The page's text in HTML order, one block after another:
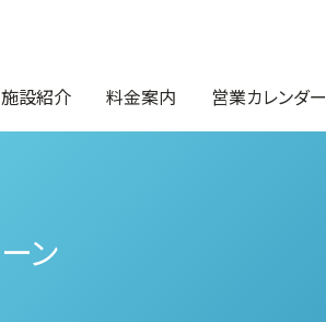
施設紹介 料金案内 営業カレンダー
ン